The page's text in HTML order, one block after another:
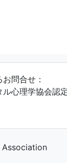
問合せ：
心理学協会認